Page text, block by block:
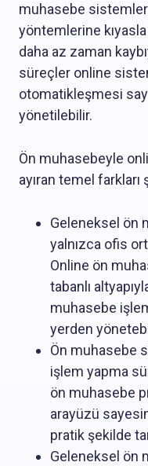
muhasebe
yöntemlerine
daha az zaman
süreçler online
otomatikleşmesi
yönetilebilir.
Ön muhasebeyle
ayıran temel
Geleneksel ön
yalnızca ofis
Online ön
tabanlı
muhasebe
yerden
Ön muhasebe
işlem yapma
ön muhasebe
arayüzü
pratik şekilde
Geleneksel ön